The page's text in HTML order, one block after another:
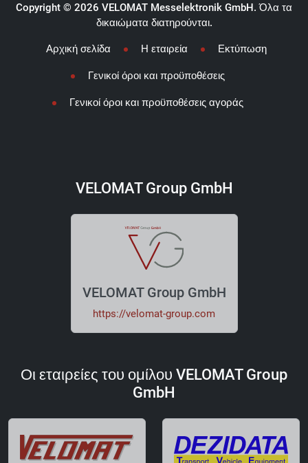
Αρχική σελίδα Η εταιρεία Εκτύπωση
Γενικοί όροι και προϋποθέσεις
Γενικοί όροι και προϋποθέσεις αγοράς
Copyright © 2026 VELOMAT Messelektronik GmbH. Όλα τα
δικαιώματα διατηρούνται.
VELOMAT Group GmbH
VELOMAT Group GmbH
https://velomat-group.com
Οι εταιρείες του ομίλου VELOMAT Group
GmbH